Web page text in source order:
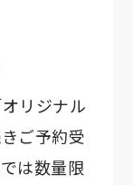
リジナル
ご予約受
は数量限